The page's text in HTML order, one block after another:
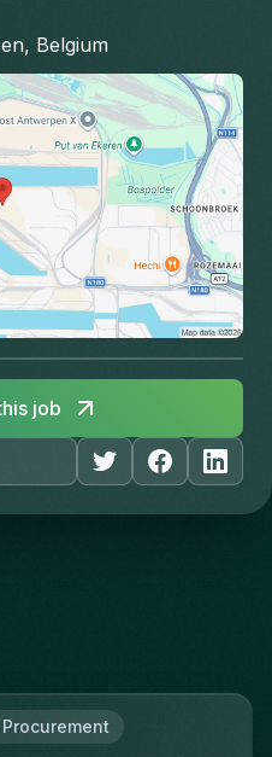
Belgium
job